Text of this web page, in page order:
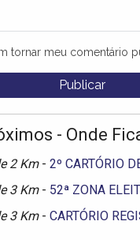
tornar meu comentário
- Onde
2 Km - 2º CARTÓRIO
3 Km - 52ª ZONA
3 Km - CARTÓRIO